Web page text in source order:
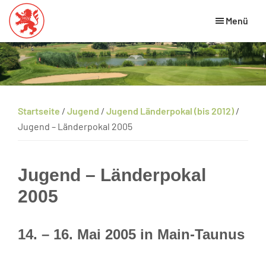
Skip
to
main
content
Zur
Hauptsidebar
springen
Zur
Fußzeile
springen
Hessischer
Golfverband
HGV
Website
Menü
Startseite / Jugend / Jugend Länderpokal (bis 2012) /
Jugend – Länderpokal 2005
Jugend – Länderpokal
2005
14. – 16. Mai 2005 in Main-Taunus